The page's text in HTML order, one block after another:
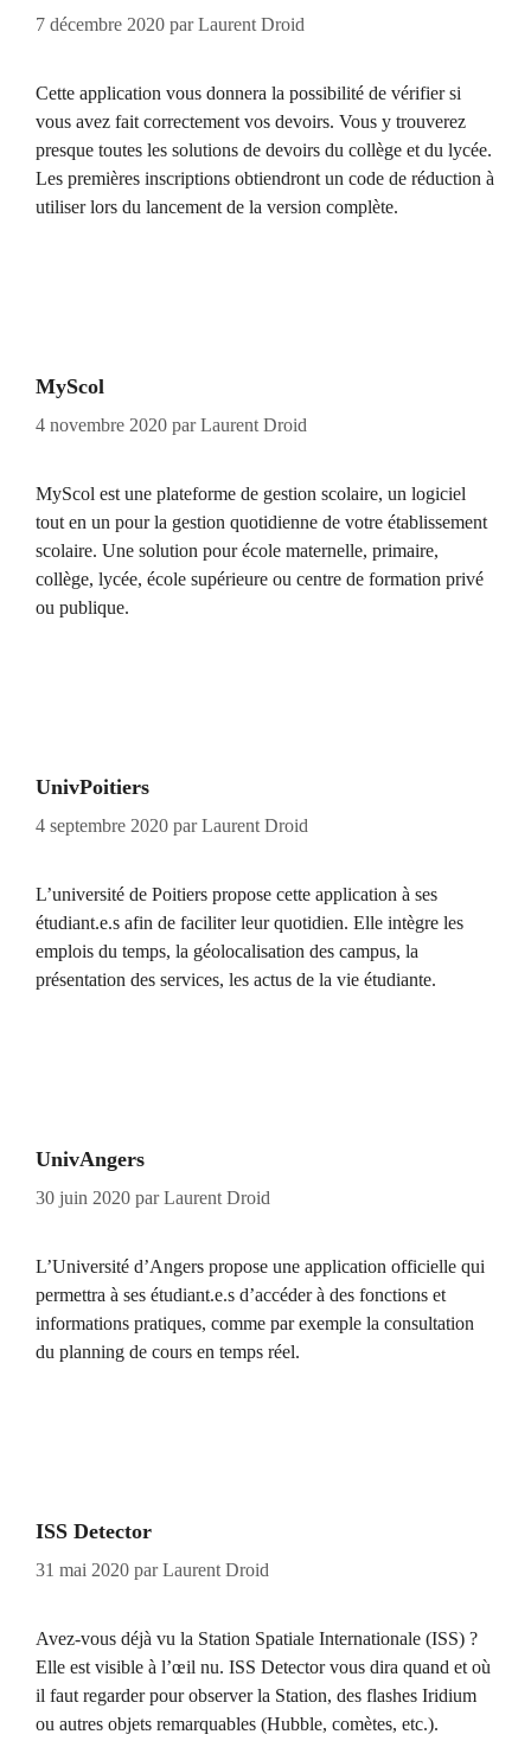
7 décembre 2020 parLaurent Droid
Cette application vous donnera la possibilité de vérifier si
vous avez fait correctement vos devoirs. Vous y trouverez
presque toutes les solutions de devoirs du collège et du lycée.
Les premières inscriptions obtiendront un code de réduction à
utiliser lors du lancement de la version complète.
MyScol
4 novembre 2020 parLaurent Droid
MyScol est une plateforme de gestion scolaire, un logiciel
tout en un pour la gestion quotidienne de votre établissement
scolaire. Une solution pour école maternelle, primaire,
collège, lycée, école supérieure ou centre de formation privé
ou publique.
UnivPoitiers
4 septembre 2020 parLaurent Droid
L’université de Poitiers propose cette application à ses
étudiant.e.s afin de faciliter leur quotidien. Elle intègre les
emplois du temps, la géolocalisation des campus, la
présentation des services, les actus de la vie étudiante.
UnivAngers
30 juin 2020 parLaurent Droid
L’Université d’Angers propose une application officielle qui
permettra à ses étudiant.e.s d’accéder à des fonctions et
informations pratiques, comme par exemple la consultation
du planning de cours en temps réel.
ISS Detector
31 mai 2020 parLaurent Droid
Avez-vous déjà vu la Station Spatiale Internationale (ISS) ?
Elle est visible à l’œil nu. ISS Detector vous dira quand et où
il faut regarder pour observer la Station, des flashes Iridium
ou autres objets remarquables (Hubble, comètes, etc.).